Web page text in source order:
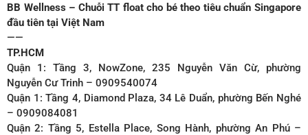
BB Wellness – Chuỗi TT float cho bé theo tiêu chuẩn Singapore
đầu tiên tại Việt Nam
——
TP.HCM
Quận 1: Tầng 3, NowZone, 235 Nguyễn Văn Cừ, phường
Nguyễn Cư Trinh – 0909540074
Quận 1: Tầng 4, Diamond Plaza, 34 Lê Duẩn, phường Bến Nghé
– 0909084081
Quận 2: Tầng 5, Estella Place, Song Hành, phường An Phú –